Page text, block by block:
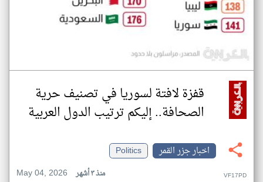
قفزة لافتة لسوريا في تصنيف حرية
الصحافة.. إليكم ترتيب الدول العربية
اخبار جزر القمر
Politics
May 04, 2026
منذ ٣ أشهر VF17PD